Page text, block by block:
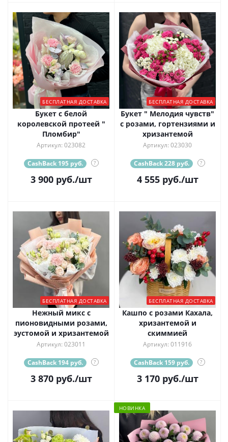
БЕСПЛАТНАЯ ДОСТАВКА
Букет с белой
королевской протеей "
Пломбир"
Артикул: 023082
CashBack 195 руб. ?
3 900руб./шт
БЕСПЛАТНАЯ ДОСТАВКА
Букет " Мелодия чувств"
с розами, гортензиями и
хризантемой
Артикул: 023030
CashBack 228 руб. ?
4 555руб./шт
БЕСПЛАТНАЯ ДОСТАВКА
Нежный микс с
пионовидными розами,
эустомой и хризантемой
Артикул: 023011
CashBack 194 руб. ?
3 870руб./шт
БЕСПЛАТНАЯ ДОСТАВКА
Кашпо с розами Кахала,
хризантемой и
скиммией
Артикул: 011916
CashBack 159 руб. ?
3 170руб./шт
НОВИНКА